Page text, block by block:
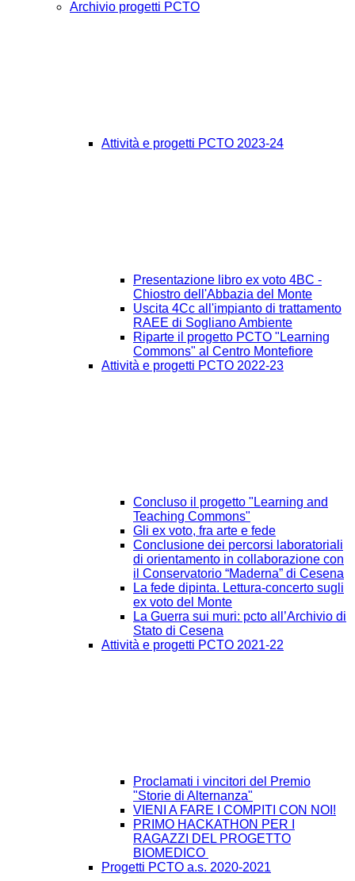
Archivio progetti PCTO
Attività e progetti PCTO 2023-24
Presentazione libro ex voto 4BC -
Chiostro dell'Abbazia del Monte
Uscita 4Cc all'impianto di trattamento
RAEE di Sogliano Ambiente
Riparte il progetto PCTO "Learning
Commons" al Centro Montefiore
Attività e progetti PCTO 2022-23
Concluso il progetto "Learning and
Teaching Commons"
Gli ex voto, fra arte e fede
Conclusione dei percorsi laboratoriali
di orientamento in collaborazione con
il Conservatorio “Maderna” di Cesena
La fede dipinta. Lettura-concerto sugli
ex voto del Monte
La Guerra sui muri: pcto all’Archivio di
Stato di Cesena
Attività e progetti PCTO 2021-22
Proclamati i vincitori del Premio
"Storie di Alternanza"
VIENI A FARE I COMPITI CON NOI!
PRIMO HACKATHON PER I
RAGAZZI DEL PROGETTO
BIOMEDICO
Progetti PCTO a.s. 2020-2021